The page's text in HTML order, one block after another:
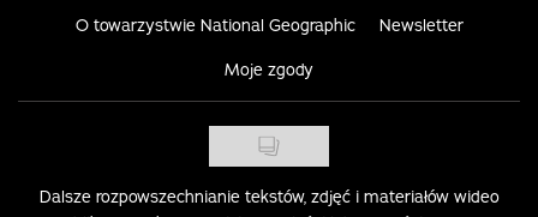
O towarzystwie National Geographic Newsletter
Moje zgody
Dalsze rozpowszechnianie tekstów, zdjęć i materiałów wideo